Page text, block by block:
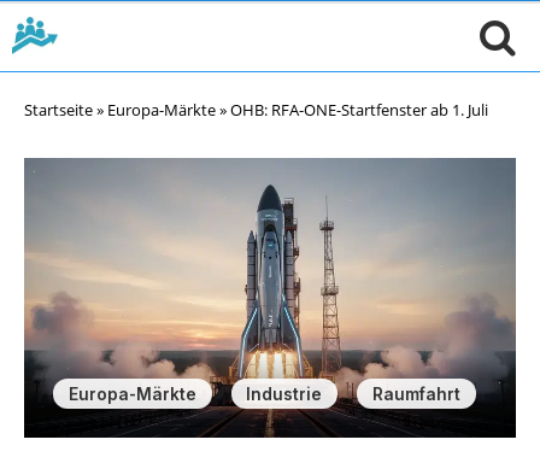
Startseite» Europa-Märkte»OHB: RFA-ONE-Startfenster ab 1. Juli
Europa-Märkte , Industrie , Raumfahrt